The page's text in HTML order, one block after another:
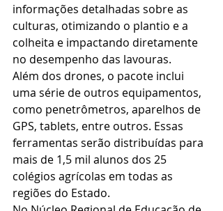
informações detalhadas sobre as
culturas, otimizando o plantio e a
colheita e impactando diretamente
no desempenho das lavouras.
Além dos drones, o pacote inclui
uma série de outros equipamentos,
como penetrômetros, aparelhos de
GPS, tablets, entre outros. Essas
ferramentas serão distribuídas para
mais de 1,5 mil alunos dos 25
colégios agrícolas em todas as
regiões do Estado.